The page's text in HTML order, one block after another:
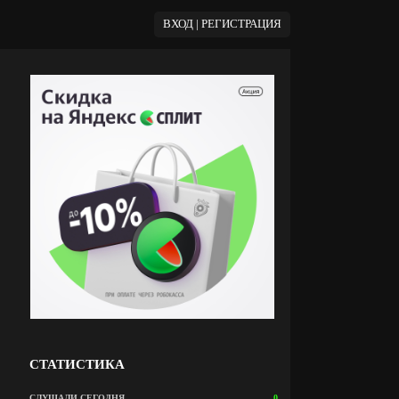
ВХОД | РЕГИСТРАЦИЯ
СТАТИСТИКА